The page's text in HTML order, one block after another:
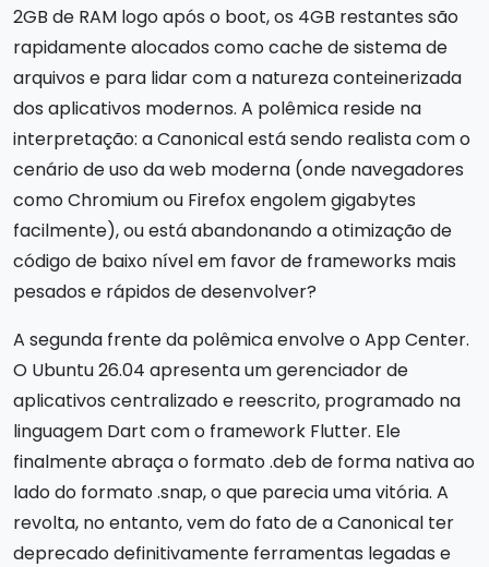
2GB de RAM logo após o boot, os 4GB restantes são
rapidamente alocados como cache de sistema de
arquivos e para lidar com a natureza conteinerizada
dos aplicativos modernos. A polêmica reside na
interpretação: a Canonical está sendo realista com o
cenário de uso da web moderna (onde navegadores
como Chromium ou Firefox engolem gigabytes
facilmente), ou está abandonando a otimização de
código de baixo nível em favor de frameworks mais
pesados e rápidos de desenvolver?
A segunda frente da polêmica envolve o App Center.
O Ubuntu 26.04 apresenta um gerenciador de
aplicativos centralizado e reescrito, programado na
linguagem Dart com o framework Flutter. Ele
finalmente abraça o formato .deb de forma nativa ao
lado do formato .snap, o que parecia uma vitória. A
revolta, no entanto, vem do fato de a Canonical ter
deprecado definitivamente ferramentas legadas e